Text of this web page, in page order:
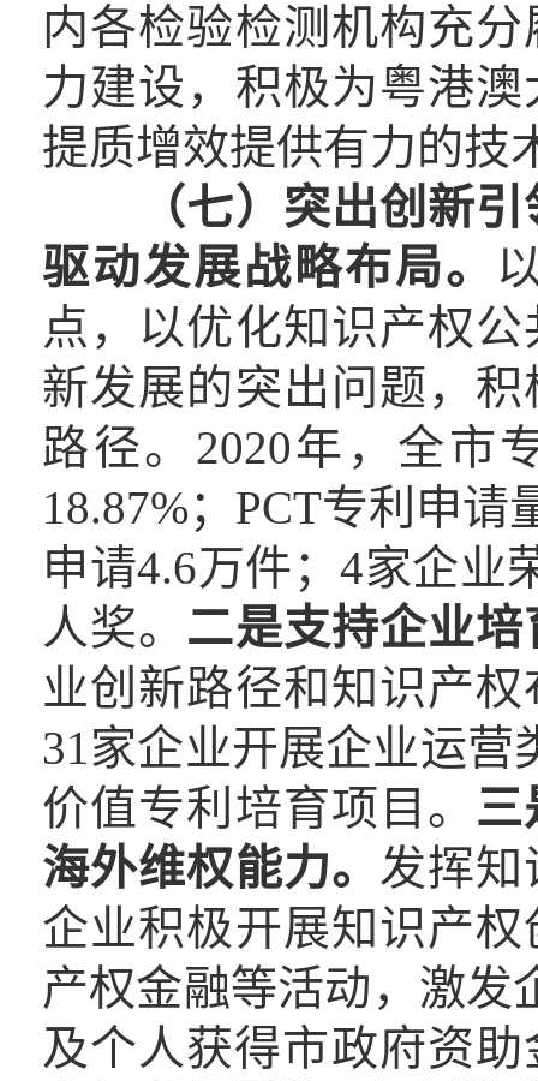
内各检验检测机构充
力建设，积极为粤港
提质增效提供有力的技
（七）突出创新
驱动发展战略布局。
点，以优化知识产权
新发展的突出问题，
路径。2020年，全市
18.87%；PCT专利申请
申请4.6万件；4家企业
人奖。 二是支持企业
业创新路径和知识产
31家企业开展企业运营
价值专利培育项目。 三
海外维权能力。 发挥知
企业积极开展知识产
产权金融等活动，激发
及个人获得市政府资